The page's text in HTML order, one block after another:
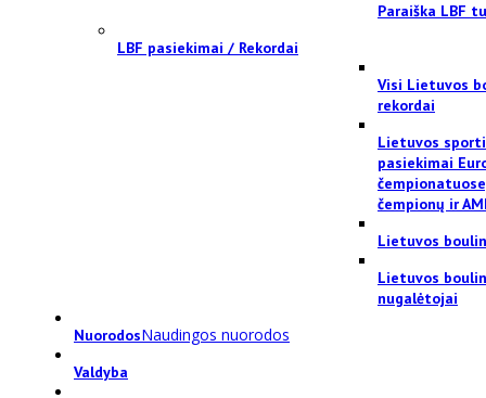
Paraiška LBF
LBF pasiekimai / Rekordai
Visi Lietuvos
rekordai
Lietuvos
pasiekimai
čempionų ir
Lietuvos
Lietuvos
nugalėtojai
NuorodosNaudingos nuorodos
Valdyba